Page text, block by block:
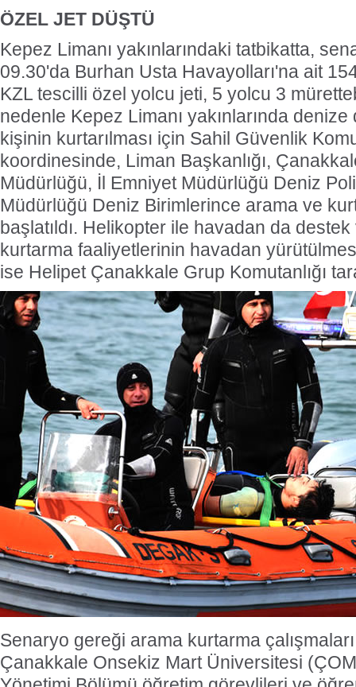
ÖZEL JET DÜŞTÜ
Kepez Limanı yakınlarındaki tatbikatta,
09.30'da Burhan Usta Havayolları'na ait
KZL tescilli özel yolcu jeti, 5 yolcu 3
nedenle Kepez Limanı yakınlarında
kişinin kurtarılması için Sahil Güvenlik
koordinesinde, Liman Başkanlığı,
Müdürlüğü, İl Emniyet Müdürlüğü Deniz
Müdürlüğü Deniz Birimlerince arama ve
başlatıldı. Helikopter ile havadan da
kurtarma faaliyetlerinin havadan
ise Helipet Çanakkale Grup Komutanlığı
Senaryo gereği arama kurtarma çalışmaları
Çanakkale Onsekiz Mart Üniversitesi